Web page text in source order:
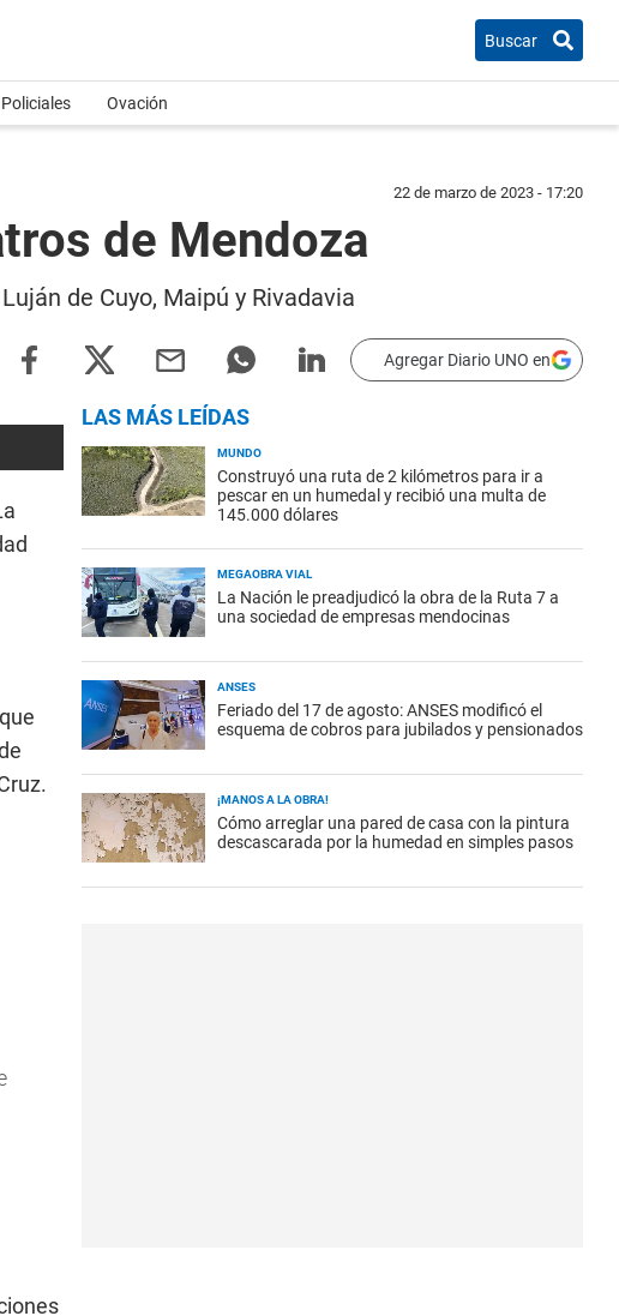
Buscar
Policiales Ovación
22 de marzo de 2023 - 17:20
de Mendoza
de Cuyo, Maipú y Rivadavia
Agregar Diario UNO en
LAS MÁS LEÍDAS
MUNDO
Construyó una ruta de 2 kilómetros para ir a
pescar en un humedal y recibió una multa de
145.000 dólares
MEGAOBRA VIAL
La Nación le preadjudicó la obra de la Ruta 7 a
una sociedad de empresas mendocinas
ANSES
Feriado del 17 de agosto: ANSES modificó el
esquema de cobros para jubilados y pensionados
¡MANOS A LA OBRA!
Cómo arreglar una pared de casa con la pintura
descascarada por la humedad en simples pasos